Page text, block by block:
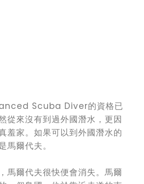
Scuba Diver的資格已
從來沒有到過外國潛水，更因
羞家。如果可以到外國潛水的
馬爾代夫。
馬爾代夫很快便會消失。馬爾